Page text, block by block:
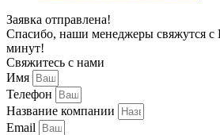
Заявка отправлена!
Спасибо, наши менеджеры свяжутся с
минут!
Свяжитесь с нами
Имя
Телефон
Название компании
Email